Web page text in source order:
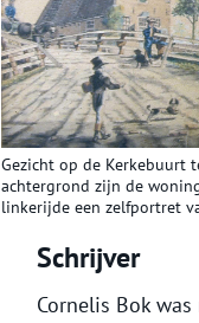
Gezicht op de Kerkebuurt
achtergrond zijn de
linkerijde een zelfportret
Schrijver
Cornelis Bok